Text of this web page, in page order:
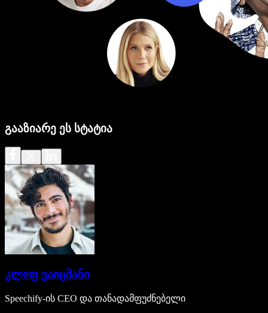
გააზიარე ეს სტატია
კლიფ ვაიცმანი
Speechify-ის CEO და თანადამფუძნებელი